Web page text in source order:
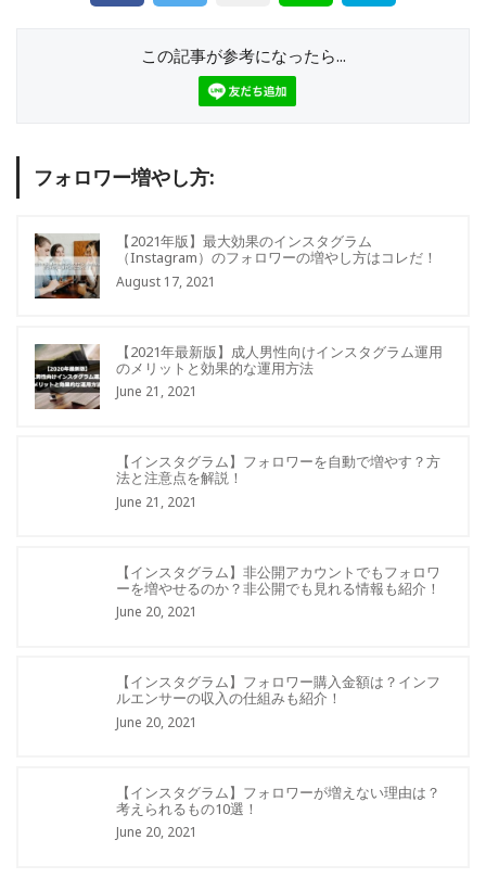
この記事が参考になったら...
フォロワー増やし方:
【2021年版】最大効果のインスタグラム
（Instagram）のフォロワーの増やし方はコレだ！
August 17, 2021
【2021年最新版】成人男性向けインスタグラム運用
のメリットと効果的な運用方法
June 21, 2021
【インスタグラム】フォロワーを自動で増やす？方
法と注意点を解説！
June 21, 2021
【インスタグラム】非公開アカウントでもフォロワ
ーを増やせるのか？非公開でも見れる情報も紹介！
June 20, 2021
【インスタグラム】フォロワー購入金額は？インフ
ルエンサーの収入の仕組みも紹介！
June 20, 2021
【インスタグラム】フォロワーが増えない理由は？
考えられるもの10選！
June 20, 2021